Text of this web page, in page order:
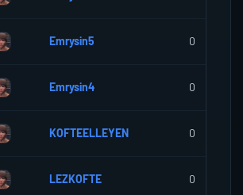
Emrysin5 0
Emrysin4 0
KOFTEELLEYEN 0
LEZKOFTE 0